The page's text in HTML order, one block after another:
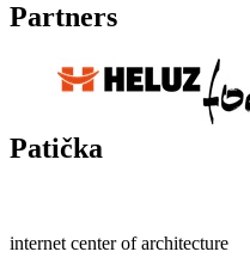
Partners
Patička
internet center of architecture